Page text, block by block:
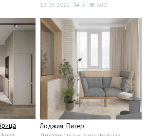
13.09.2022
3 580
Лоджия, Питер